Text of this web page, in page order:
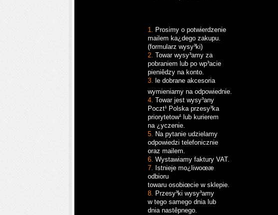
1. Prosimy o potwierdzenie
mailem ka¿dego zakupu.
(formularz wysy³ki)
2. Towar wysy³amy za
pobraniem lub po wp³acie
pieniêdzy na konto.
3. le dobrane akcesoria
wymieniamy na odpowiednie.
4. Towar jest wysy³any
Poczt¹ Polska przesy³ka
priorytetow¹ lub kurierem
na ¿yczenie.
5. Na pytanie udzielamy
odpowiedzi telefonicznie
oraz mailem.
6. Wystawiamy faktury VAT.
7. Istnieje mo¿liwoœæ
odbioru
towaru osobiœcie w sklepie.
8. Przesy³ki wysy³amy
w tego samego dnia lub
dnia nastêpnego.